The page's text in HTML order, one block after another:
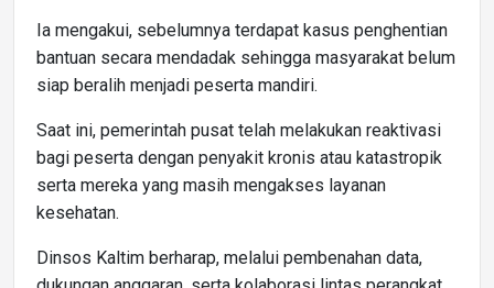
Ia mengakui, sebelumnya terdapat kasus penghentian
bantuan secara mendadak sehingga masyarakat belum
siap beralih menjadi peserta mandiri.
Saat ini, pemerintah pusat telah melakukan reaktivasi
bagi peserta dengan penyakit kronis atau katastropik
serta mereka yang masih mengakses layanan
kesehatan.
Dinsos Kaltim berharap, melalui pembenahan data,